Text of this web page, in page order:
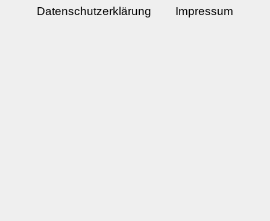
Datenschutzerklärung Impressum